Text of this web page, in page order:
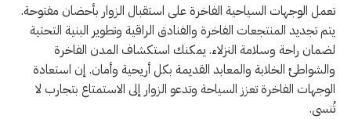
تعمل الوجهات السياحية الفاخرة على استقبال الزوار بأحضان مفتوحة.
يتم تجديد المنتجعات الفاخرة والفنادق الراقية وتطوير البنية التحتية
لضمان راحة وسلامة النزلاء. يمكنك استكشاف المدن الفاخرة
والشواطئ الخلابة والمعابد القديمة بكل أريحية وأمان. إن استعادة
الوجهات الفاخرة تعزز السياحة وتدعو الزوار إلى الاستمتاع بتجارب لا
تُنسى.